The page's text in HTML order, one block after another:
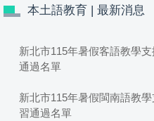
本土語教育 | 最新消息
新北市115年暑假客語教學
通過名單
新北市115年暑假閩南語教
習通過名單